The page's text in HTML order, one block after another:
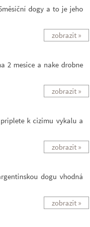
dogy a to je jeho
zobrazit »
2 mesice a nake drobne
zobrazit »
k cizimu vykalu a
zobrazit »
dogu vhodná
zobrazit »